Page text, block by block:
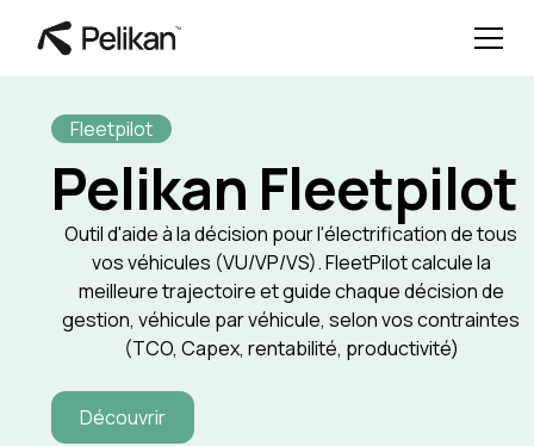
Fleetpilot
Pelikan Fleetpilot
Outil d'aide à la décision pour l'électrification de tous
vos véhicules (VU/VP/VS). FleetPilot calcule la
meilleure trajectoire et guide chaque décision de
gestion, véhicule par véhicule, selon vos contraintes
(TCO, Capex, rentabilité, productivité)
Découvrir